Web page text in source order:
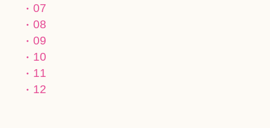
07
08
09
10
11
12